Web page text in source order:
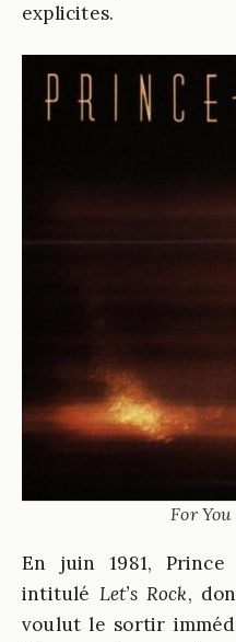
explicites.
For
En juin 1981,
intitulé Let’s Rock,
voulut le sortir